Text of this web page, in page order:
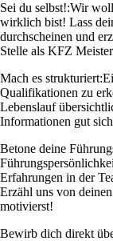
Sei du selbst!:Wir
wirklich bist! Lass
durchscheinen und
Stelle als KFZ
Mach es strukturiert:
Qualifikationen zu
Lebenslauf
Informationen gut
Betone deine
Erfahrungen in der
Erzähl uns von
motivierst!
Bewirb dich direkt